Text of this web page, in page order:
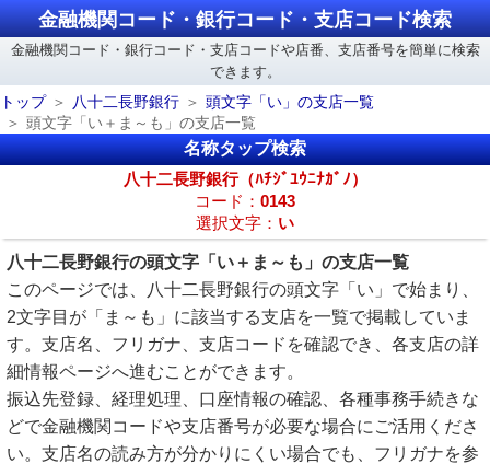
金融機関コード・銀行コード・支店コード検索
金融機関コード・銀行コード・支店コードや店番、支店番号を簡単に検索
できます。
トップ
八十二長野銀行
頭文字「い」の支店一覧
頭文字「い＋ま～も」の支店一覧
名称タップ検索
八十二長野銀行（ﾊﾁｼﾞﾕｳﾆﾅｶﾞﾉ）
コード： 0143
選択文字： い
八十二長野銀行の頭文字「い＋ま～も」の支店一覧
このページでは、八十二長野銀行の頭文字「い」で始まり、
2文字目が「ま～も」に該当する支店を一覧で掲載していま
す。支店名、フリガナ、支店コードを確認でき、各支店の詳
細情報ページへ進むことができます。
振込先登録、経理処理、口座情報の確認、各種事務手続きな
どで金融機関コードや支店番号が必要な場合にご活用くださ
い。支店名の読み方が分かりにくい場合でも、フリガナを参